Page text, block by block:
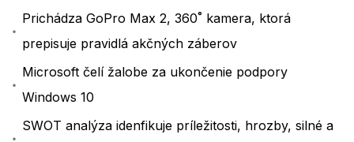
Prichádza GoPro Max 2, 360˚ kamera, ktorá
prepisuje pravidlá akčných záberov
Microsoft čelí žalobe za ukončenie podpory
Windows 10
SWOT analýza idenfikuje príležitosti, hrozby, silné a